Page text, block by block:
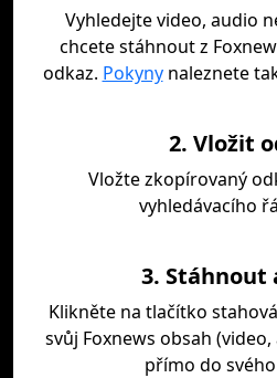
Vyhledejte video, audio
chcete stáhnout z
odkaz. Pokynynaleznete
2. Vložit
Vložte zkopírovaný
vyhledávacího
3. Stáhnout
Klikněte na tlačítko
svůj Foxnews obsah
přímo do